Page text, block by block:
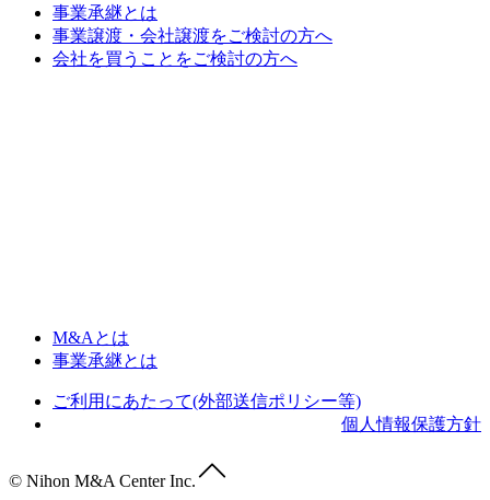
事業承継とは
事業譲渡・会社譲渡をご検討の方へ
会社を買うことをご検討の方へ
M&Aとは
事業承継とは
ご利用にあたって(外部送信ポリシー等)
個人情報保護方針
© Nihon M&A Center Inc.